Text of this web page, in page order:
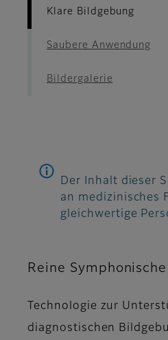
Klare Bildgebung
Saubere Anwendung
Bildergalerie
Der Inhalt dieser
an medizinisches
gleichwertige
Reine
Technologie zur
diagnostischen